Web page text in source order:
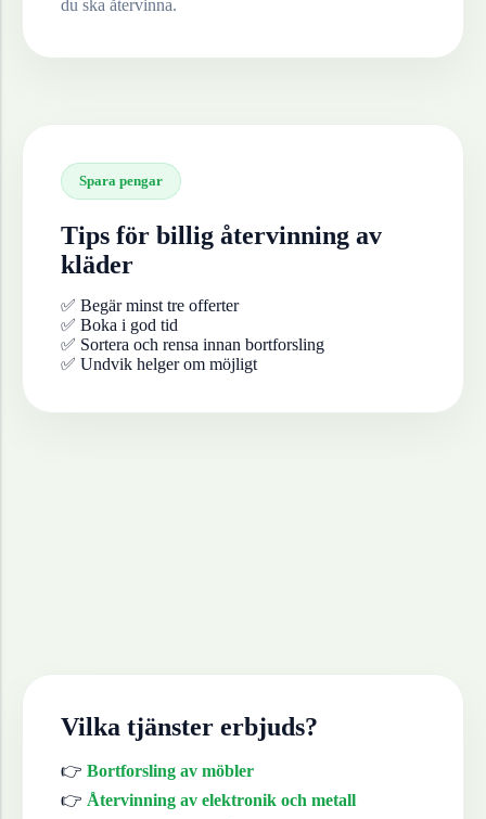
du ska återvinna.
Spara pengar
Tips för billig återvinning av
kläder
✅ Begär minst tre offerter
✅ Boka i god tid
✅ Sortera och rensa innan bortforsling
✅ Undvik helger om möjligt
Vilka tjänster erbjuds?
👉 Bortforsling av möbler
👉 Återvinning av elektronik och metall